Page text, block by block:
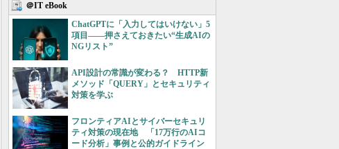
＠IT eBook
ChatGPTに「入力してはいけない」5
項目――押さえておきたい“生成AIの
NGリスト”
API設計の常識が変わる？ HTTP新
メソッド「QUERY」とセキュリティ
対策を学ぶ
フロンティアAIとサイバーセキュリ
ティ対策の現在地 「17万行のAIコ
ード分析」事例と公的ガイドライン